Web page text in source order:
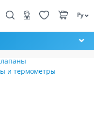
Ру
и термометры